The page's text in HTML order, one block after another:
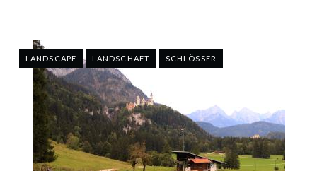
LANDSCAPE LANDSCHAFT SCHLÖSSER